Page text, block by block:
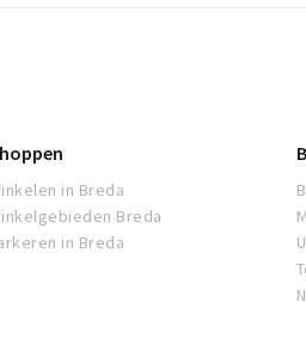
in Breda
Breda
in Breda